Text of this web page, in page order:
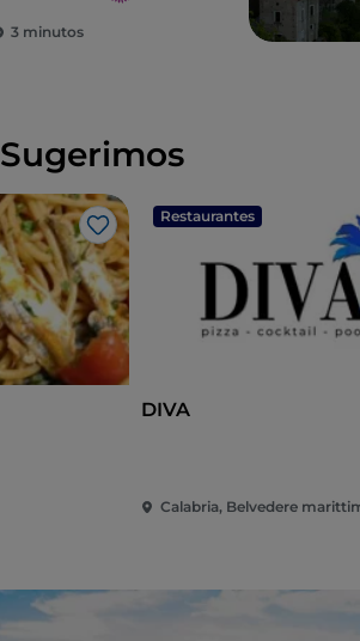
3 minutos
Sugerimos
Gosto
Restaurantes
DIVA
Calabria, Belvedere